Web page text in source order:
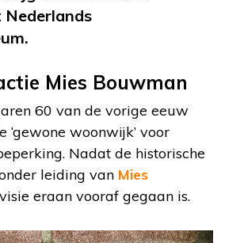
Mies Bouwman
60 van de vorige eeuw
‘gewone woonwijk’ voor
Nadat de historische
leiding van Mies
eraan vooraf gegaan is.